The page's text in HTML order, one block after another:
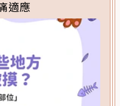
適應